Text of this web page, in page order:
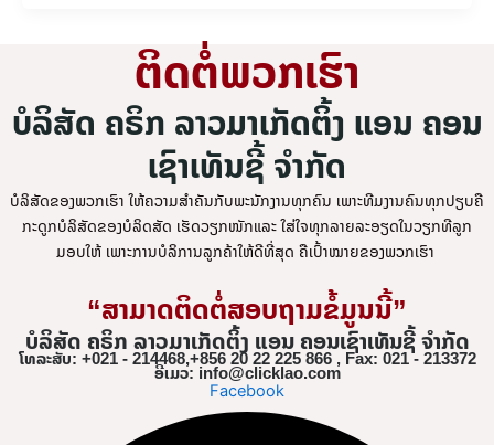
ຕິດຕໍ່ພວກເຮົາ
ບໍລິສັດ ຄຣິກ ລາວມາເກັດຕິ້ງ ແອນ ຄອນ
ເຊົາເທັນຊີ້ ຈຳກັດ
ບໍລິສັດຂອງພວກເຮົາ ໃຫ້ຄວາມສຳຄັນກັບພະນັກງານທຸກຄົນ ເພາະທີມງານຄົນທຸກປຽບຄື
ກະດູກບໍລິສັດຂອງບໍລິດສັດ ເຮັດວຽກໜັກແລະ ໃສ່ໃຈທຸກລາຍລະອຽດໃນວຽກທີລູກ
ມອບໃຫ້ ເພາະການບໍລິການລູກຄ້າໃຫ້ດີທີ່ສຸດ ຄືເປົ້າໝາຍຂອງພວກເຮົາ
“ສາມາດຕິດຕໍ່ສອບຖາມຂໍ້ມູນນີ້”
ບໍລິສັດ ຄຣິກ ລາວມາເກັດຕິ້ງ ແອນ ຄອນເຊົາເທັນຊີ້ ຈຳກັດ
ໂທລະສັບ: +021 - 214468,+856 20 22 225 866 , Fax: 021 - 213372
ອີເມວ: info@clicklao.com
Facebook